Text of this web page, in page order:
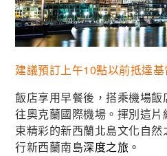
建議預訂上午10點以前抵達
飯店享用早餐後，搭乘機場
往奧克蘭國際機場。揮別這
束精彩的新西蘭北島文化自
行新西蘭南島深度之旅。